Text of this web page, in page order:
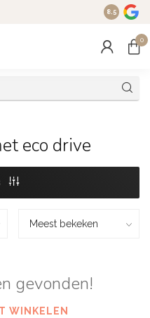
Since
8.5
0
eco drive
gevonden!
WINKELEN